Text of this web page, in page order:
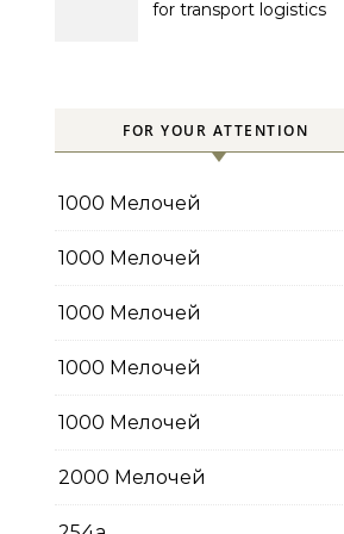
for transport logistics
FOR YOUR ATTENTION
1000 Мелочей
1000 Мелочей
1000 Мелочей
1000 Мелочей
1000 Мелочей
2000 Мелочей